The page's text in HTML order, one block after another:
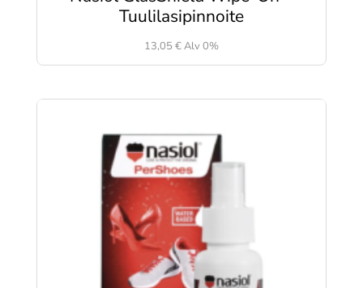
Tuulilasipinnoite
13,05 €Alv 0%